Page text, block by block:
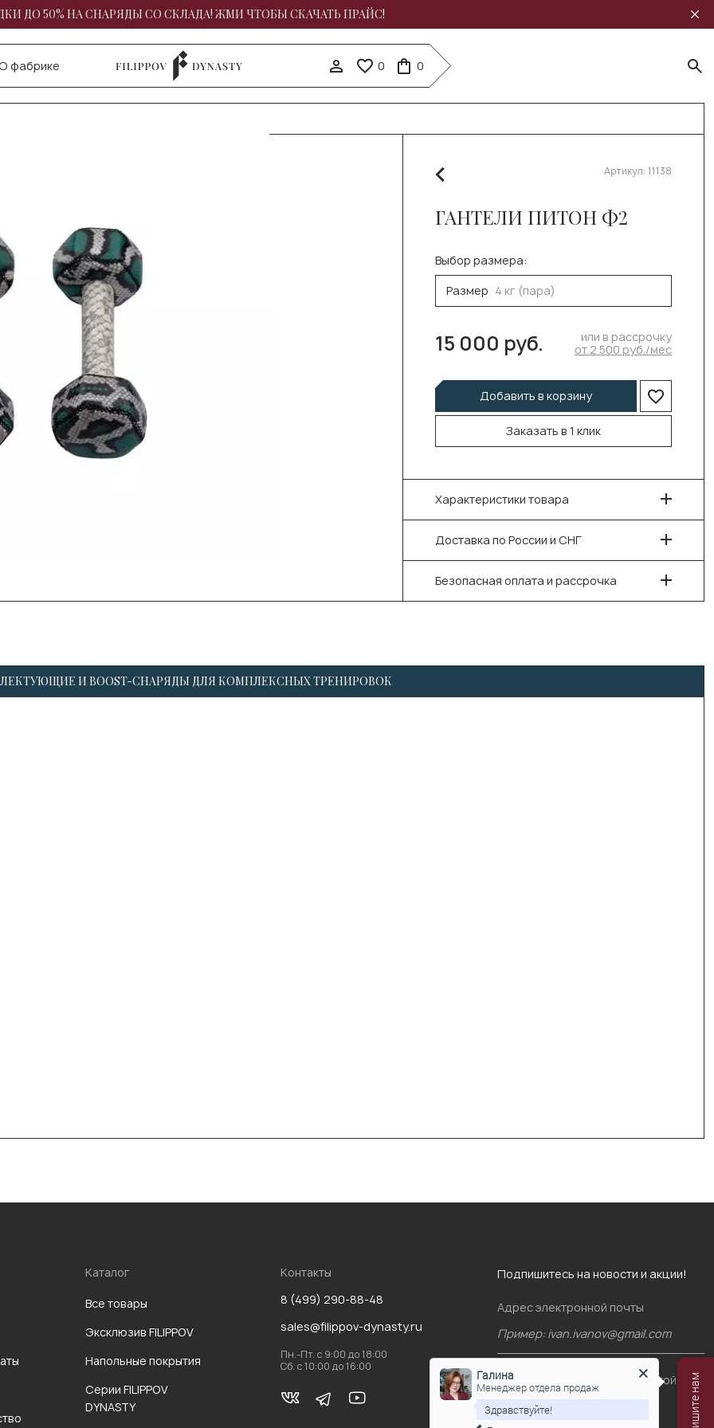
ДО 50% НА СНАРЯДЫ СО СКЛАДА! ЖМИ ЧТОБЫ СКАЧАТЬ ПРАЙС!
фабрике 0 0
Артикул: 11138
ГАНТЕЛИ ПИТОН Ф2
Выбор размера:
Размер 4 кг (пара)
15 000 руб.
или в рассрочку
от 2 500 руб./мес
Добавить в корзину
Заказать в 1 клик
Характеристики товара
Доставка по России и СНГ
Безопасная оплата и рассрочка
И BOOST-СНАРЯДЫ ДЛЯ КОМПЛЕКСНЫХ ТРЕНИРОВОК
Каталог
Все товары
Эксклюзив FILIPPOV
Напольные покрытия
Серии FILIPPOV
DYNASTY
Контакты
8 (499) 290-88-48
sales@filippov-dynasty.ru
Пн.-Пт. с 9:00 до 18:00
Сб. с 10:00 до 16:00
Подпишитесь на новости и акции!
Адрес электронной почты
с политикой
конфиденциальности
Галина
Менеджер отдела продаж
Здравствуйте!